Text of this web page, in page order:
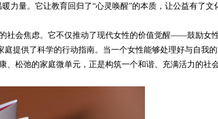
力量。它让教育回归了“心灵唤醒”的本质，让公益有了文
社会焦虑。它不仅推动了现代女性的价值觉醒——鼓励女
庭提供了科学的行动指南。当一个女性能够处理好与自我
、松弛的家庭微单元，正是构筑一个和谐、充满活力的社